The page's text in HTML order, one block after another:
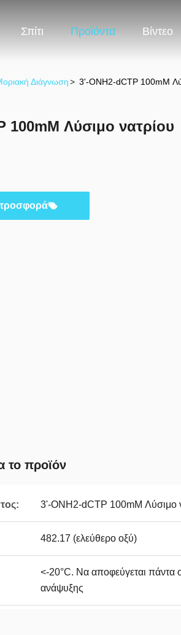
Σπίτι Προϊόντα Βίντεο
Διάγνωση> 3'-ONH2-dCTP 100mM
100mM Λύσιμο νατρίου
το προϊόν
3'-ONH2-dCTP 100mM Λύσιμο
482.17 (ελεύθερο οξύ)
<-20°C. Να αποφεύγεται πάντα
ανάψυξης